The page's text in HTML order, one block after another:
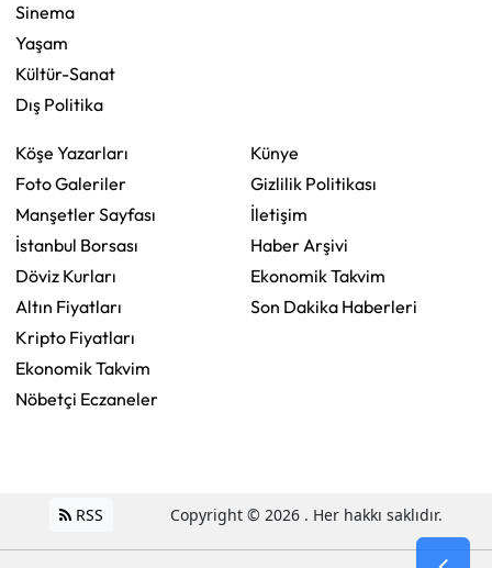
Sinema
Yaşam
Kültür-Sanat
Dış Politika
Köşe Yazarları
Foto Galeriler
Manşetler Sayfası
İstanbul Borsası
Döviz Kurları
Altın Fiyatları
Kripto Fiyatları
Ekonomik Takvim
Nöbetçi Eczaneler
Künye
Gizlilik Politikası
İletişim
Haber Arşivi
Ekonomik Takvim
Son Dakika Haberleri
RSS Copyright © 2026 . Her hakkı saklıdır.